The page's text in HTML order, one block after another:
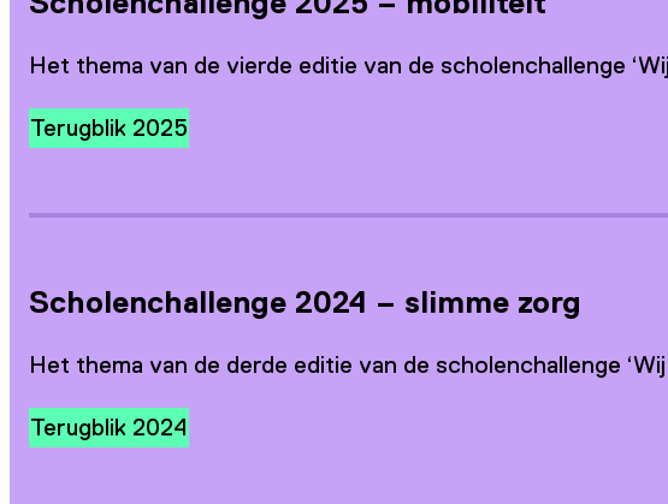
Het thema van de vierde editie van de scholenchallenge
Terugblik 2025
Scholenchallenge 2024 – slimme zorg
Het thema van de derde editie van de scholenchallenge
Terugblik 2024